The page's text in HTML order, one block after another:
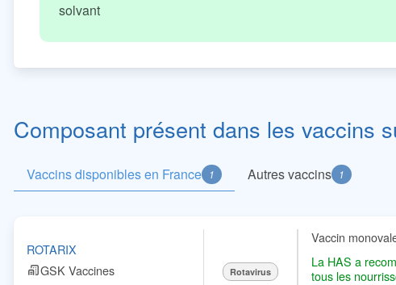
solvant
Composant présent dans les vaccins
Vaccins disponibles en France 1 Autres vaccins 1
ROTARIX
GSK Vaccines
Rotavirus
Vaccin
La HAS a
tous les